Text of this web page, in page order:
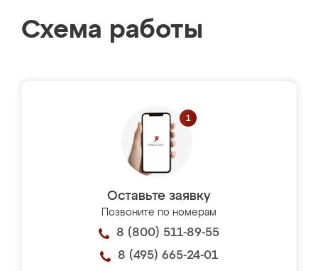
Схема работы
Оставьте заявку
Позвоните по номерам
8 (800) 511-89-55
8 (495) 665-24-01